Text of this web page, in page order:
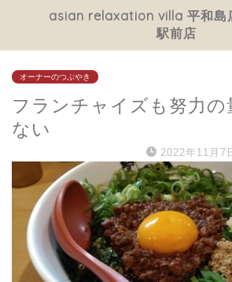
asian relaxation villa 平和島
駅前店
オーナーのつぶやき
フランチャイズも努力の
ない
2022年11月7